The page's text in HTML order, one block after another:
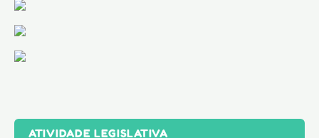
ATIVIDADE LEGISLATIVA